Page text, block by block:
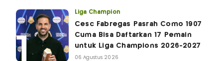
Liga Champion
Cesc Fabregas Pasrah Como 1907
Cuma Bisa Daftarkan 17 Pemain
untuk Liga Champions 2026-2027
06 Agustus 2026